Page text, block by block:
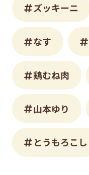
ズッキーニ
なす
鶏むね肉
山本ゆり
とうもろこし